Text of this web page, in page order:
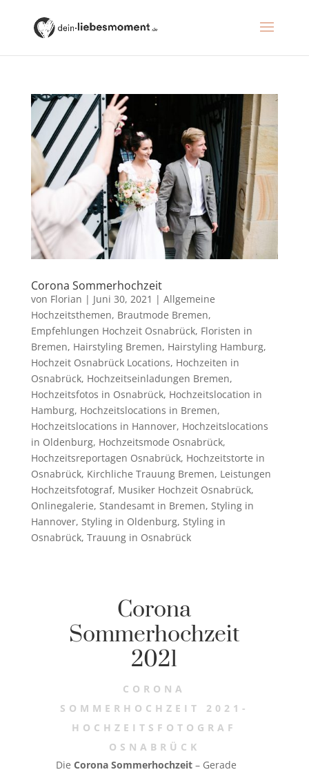
Corona Sommerhochzeit
von Florian | Juni 30, 2021 | Allgemeine
Hochzeitsthemen, Brautmode Bremen,
Empfehlungen Hochzeit Osnabrück, Floristen in
Bremen, Hairstyling Bremen, Hairstyling Hamburg,
Hochzeit Osnabrück Locations, Hochzeiten in
Osnabrück, Hochzeitseinladungen Bremen,
Hochzeitsfotos in Osnabrück, Hochzeitslocation in
Hamburg, Hochzeitslocations in Bremen,
Hochzeitslocations in Hannover, Hochzeitslocations
in Oldenburg, Hochzeitsmode Osnabrück,
Hochzeitsreportagen Osnabrück, Hochzeitstorte in
Osnabrück, Kirchliche Trauung Bremen, Leistungen
Hochzeitsfotograf, Musiker Hochzeit Osnabrück,
Onlinegalerie, Standesamt in Bremen, Styling in
Hannover, Styling in Oldenburg, Styling in
Osnabrück, Trauung in Osnabrück
Corona
Sommerhochzeit
2021
CORONA
SOMMERHOCHZEIT 2021-
HOCHZEITSFOTOGRAF
OSNABRÜCK
Die Corona Sommerhochzeit– Gerade